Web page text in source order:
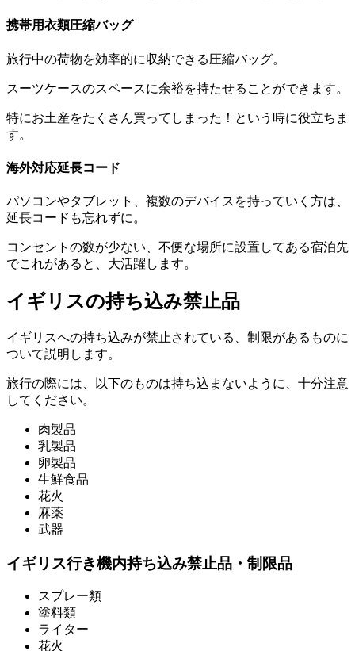
携帯用衣類圧縮バッグ
旅行中の荷物を効率的に収納できる圧縮バッグ。
スーツケースのスペースに余裕を持たせることができます。
特にお土産をたくさん買ってしまった！という時に役立ちま
す。
海外対応延長コード
パソコンやタブレット、複数のデバイスを持っていく方は、
延長コードも忘れずに。
コンセントの数が少ない、不便な場所に設置してある宿泊先
でこれがあると、大活躍します。
イギリスの持ち込み禁止品
イギリスへの持ち込みが禁止されている、制限があるものに
ついて説明します。
旅行の際には、以下のものは持ち込まないように、十分注意
してください。
肉製品
乳製品
卵製品
生鮮食品
花火
麻薬
武器
イギリス行き機内持ち込み禁止品・制限品
スプレー類
塗料類
ライター
花火